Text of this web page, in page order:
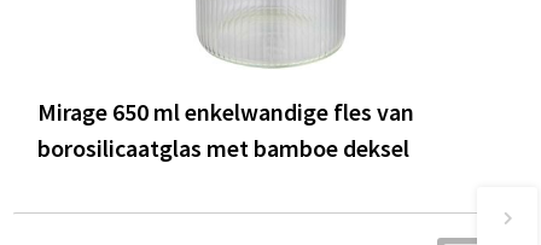
Mirage 650 ml enkelwandige fles van
borosilicaatglas met bamboe deksel